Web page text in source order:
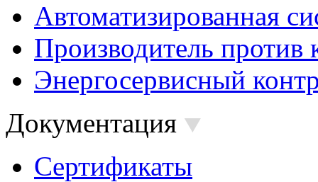
Автоматизированная
Производитель против
Энергосервисный
Документация
Сертификаты